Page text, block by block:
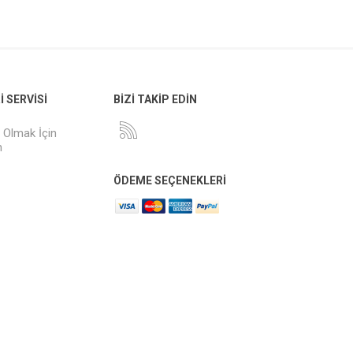
SERVISI
İçin
BİZİ TAKİP EDİN
ÖDEME SEÇENEKLERI